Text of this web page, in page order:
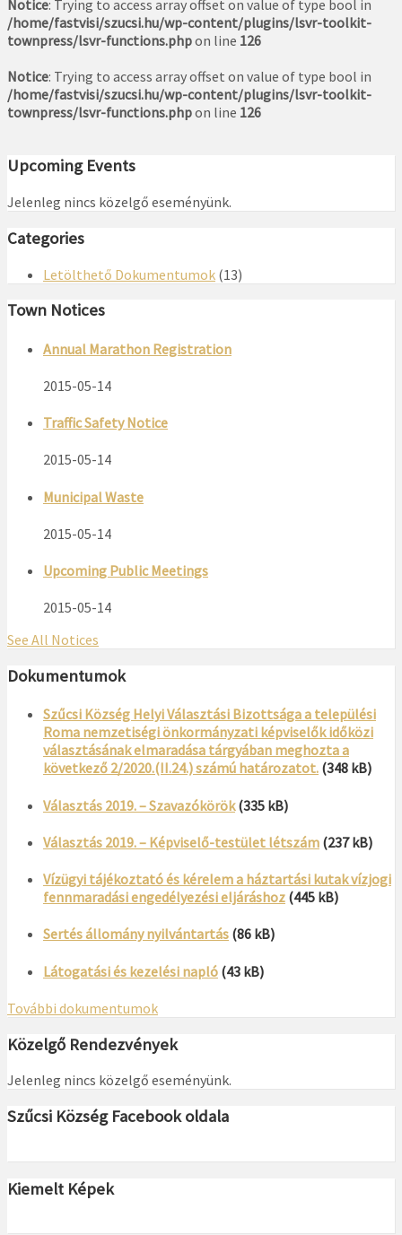
Notice: Trying to access array offset on value of type bool in
/home/fastvisi/szucsi.hu/wp-content/plugins/lsvr-toolkit-
townpress/lsvr-functions.phpon line 126
Notice: Trying to access array offset on value of type bool in
/home/fastvisi/szucsi.hu/wp-content/plugins/lsvr-toolkit-
townpress/lsvr-functions.phpon line 126
Upcoming Events
Jelenleg nincs közelgő eseményünk.
Categories
Letölthető Dokumentumok (13)
Town Notices
Annual Marathon Registration
2015-05-14
Traffic Safety Notice
2015-05-14
Municipal Waste
2015-05-14
Upcoming Public Meetings
2015-05-14
See All Notices
Dokumentumok
Szűcsi Község Helyi Választási Bizottsága a települési
Roma nemzetiségi önkormányzati képviselők időközi
választásának elmaradása tárgyában meghozta a
következő 2/2020.(II.24.) számú határozatot. (348 kB)
Választás 2019. – Szavazókörök (335 kB)
Választás 2019. – Képviselő-testület létszám (237 kB)
Vízügyi tájékoztató és kérelem a háztartási kutak vízjogi
fennmaradási engedélyezési eljáráshoz (445 kB)
Sertés állomány nyilvántartás (86 kB)
Látogatási és kezelési napló (43 kB)
További dokumentumok
Közelgő Rendezvények
Jelenleg nincs közelgő eseményünk.
Szűcsi Község Facebook oldala
Kiemelt Képek